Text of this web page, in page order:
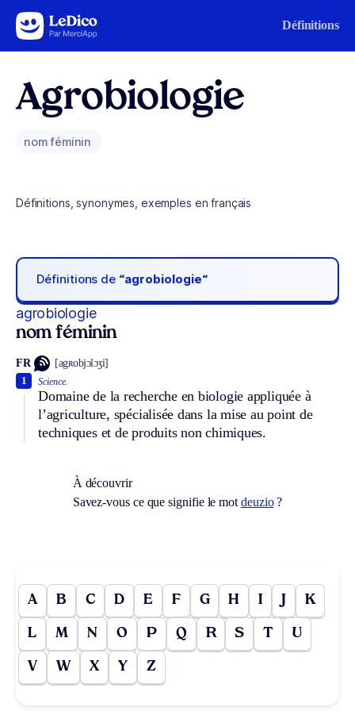
Aller au contenu Définitions
Agrobiologie
nom féminin
Définitions, synonymes, exemples en français
Définitions de “agrobiologie“
agrobiologie
nom féminin
FR [agʀobjɔlɔʒi]
Science.
Domaine de la recherche en biologie appliquée à
l’agriculture, spécialisée dans la mise au point de
techniques et de produits non chimiques.
1
À découvrir
Savez-vous ce que signifie le mot deuzio?
A B C D E F G H I J K
L M N O P Q R S T U
V W X Y Z